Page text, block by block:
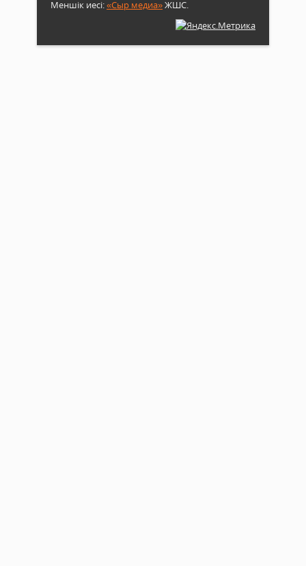
Меншік иесі:«Сыр медиа»ЖШС.